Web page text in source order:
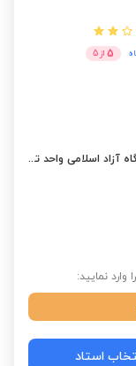
5 از 5
کارشناسی ارشد آموزش زبان انگلیسی از دانشگاه آزاد اسلامی واحد تهران جنوب
نمایید:
استاد